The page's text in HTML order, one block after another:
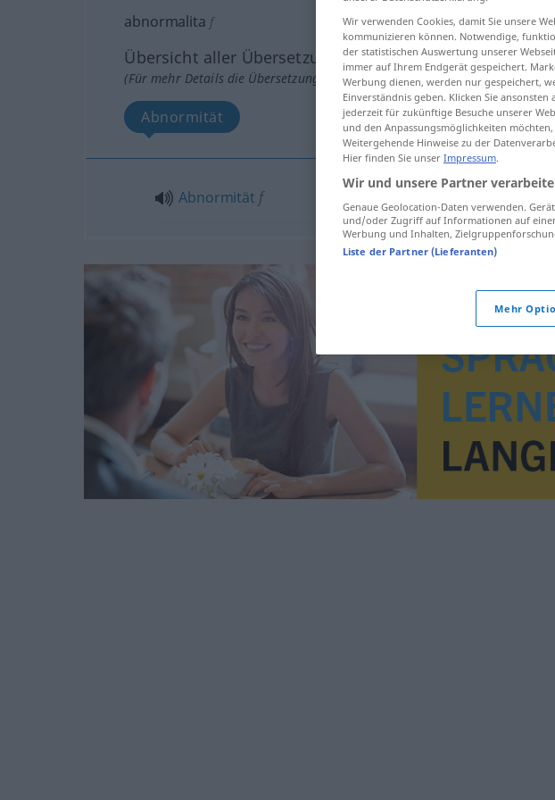
abnormalita f
Übersicht aller Übersetzungen
(Für mehr Details die Übersetzung anklicken/antippen)
Abnormität
Abnormität f
Wir verwenden Cookies, damit Sie unsere
kommunizieren können. Notwendige,
der statistischen Auswertung unserer
immer auf Ihrem Endgerät gespeichert.
Werbung dienen, werden nur gespeichert,
Einverständnis geben. Klicken Sie
jederzeit für zukünftige Besuche unserer
und den Anpassungsmöglichkeiten
Weitergehende Hinweise zu der
Hier finden Sie unser Impressum.
Wir und unsere Partner
Genaue Geolocation-Daten verwenden.
und/oder Zugriff auf Informationen auf
Werbung und Inhalten,
Liste der Partner (Lieferanten)
Mehr